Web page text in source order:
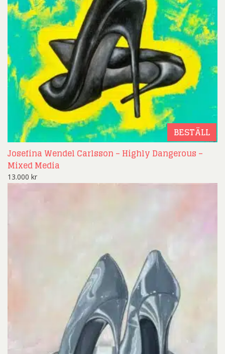
BESTÄLL
Josefina Wendel Carlsson – Highly Dangerous –
Mixed Media
13.000 kr